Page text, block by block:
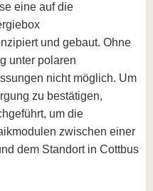
eine auf die
und gebaut. Ohne
unter polaren
nicht möglich. Um
zu bestätigen,
um die
zwischen einer
dem Standort in Cottbus